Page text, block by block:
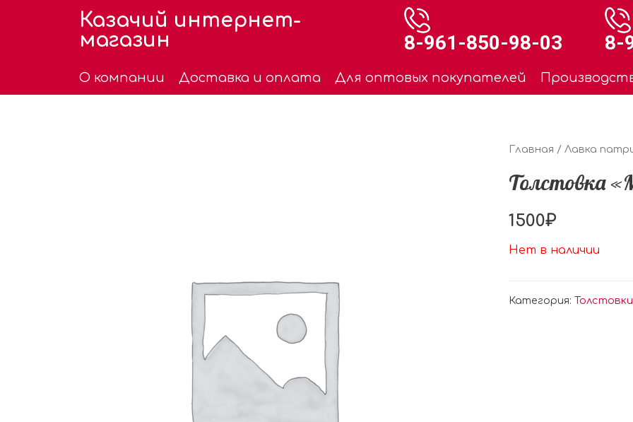
Казачий интернет-
магазин
8-961-850-98-03 8-
О компании Доставка и оплата Для оптовых покупателей
Главная / Лавка
Толстовка
1500₽
Нет в наличии
Категория: Толстовки